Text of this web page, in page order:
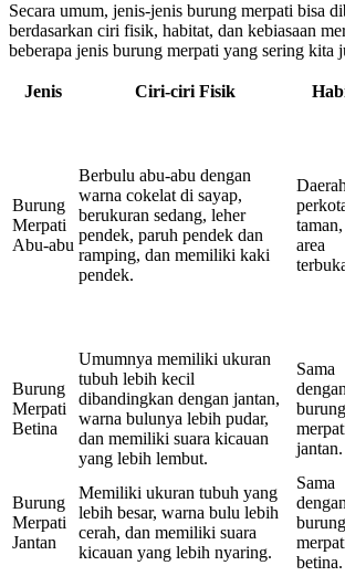
Secara umum, jenis-jenis burung merpati bisa
berdasarkan ciri fisik, habitat, dan kebiasaan
beberapa jenis burung merpati yang sering kita
Jenis Ciri-ciri Fisik
Burung
Merpati
Abu-abu
Berbulu abu-abu dengan
warna cokelat di sayap,
berukuran sedang, leher
pendek, paruh pendek dan
ramping, dan memiliki kaki
pendek.
Daerah
area
Burung
Merpati
Betina
Umumnya memiliki ukuran
tubuh lebih kecil
dibandingkan dengan jantan,
warna bulunya lebih pudar,
dan memiliki suara kicauan
yang lebih lembut.
Sama
dengan
burung
jantan.
Burung
Merpati
Jantan
Memiliki ukuran tubuh yang
lebih besar, warna bulu lebih
cerah, dan memiliki suara
kicauan yang lebih nyaring.
Sama
dengan
burung
betina.